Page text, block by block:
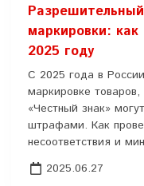
маркировки:
2025 году
С 2025 года в
маркировке
«Честный знак»
штрафами. Как
несоответствия и
2025.06.27